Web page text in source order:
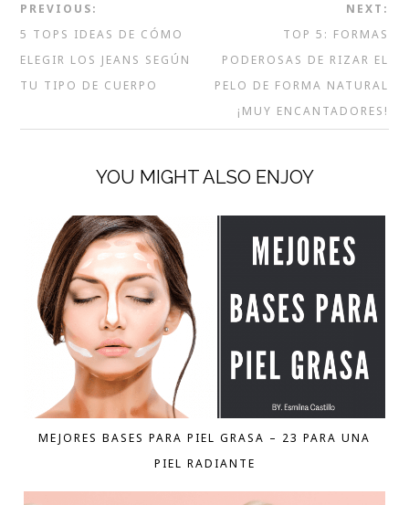
PREVIOUS:
5 TOPS IDEAS DE CÓMO
ELEGIR LOS JEANS SEGÚN
TU TIPO DE CUERPO
NEXT:
TOP 5: FORMAS
PODEROSAS DE RIZAR EL
PELO DE FORMA NATURAL
¡MUY ENCANTADORES!
YOU MIGHT ALSO ENJOY
MEJORES BASES PARA PIEL GRASA – 23 PARA UNA
PIEL RADIANTE